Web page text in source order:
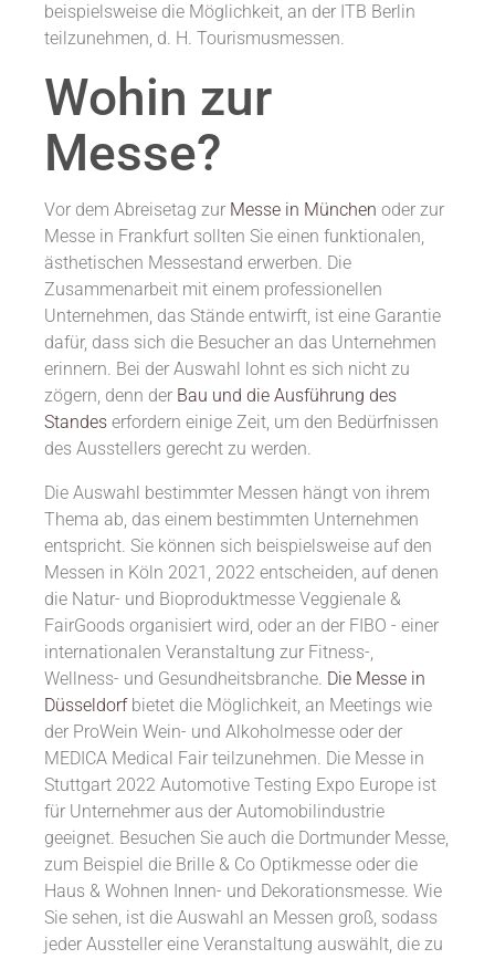
beispielsweise die Möglichkeit, an der ITB Berlin
teilzunehmen, d. H. Tourismusmessen.
Wohin zur
Messe?
Vor dem Abreisetag zur Messe in München oder zur
Messe in Frankfurt sollten Sie einen funktionalen,
ästhetischen Messestand erwerben. Die
Zusammenarbeit mit einem professionellen
Unternehmen, das Stände entwirft, ist eine Garantie
dafür, dass sich die Besucher an das Unternehmen
erinnern. Bei der Auswahl lohnt es sich nicht zu
zögern, denn der Bau und die Ausführung des
Standes erfordern einige Zeit, um den Bedürfnissen
des Ausstellers gerecht zu werden.
Die Auswahl bestimmter Messen hängt von ihrem
Thema ab, das einem bestimmten Unternehmen
entspricht. Sie können sich beispielsweise auf den
Messen in Köln 2021, 2022 entscheiden, auf denen
die Natur- und Bioproduktmesse Veggienale &
FairGoods organisiert wird, oder an der FIBO - einer
internationalen Veranstaltung zur Fitness-,
Wellness- und Gesundheitsbranche. Die Messe in
Düsseldorfbietet die Möglichkeit, an Meetings wie
der ProWein Wein- und Alkoholmesse oder der
MEDICA Medical Fair teilzunehmen. Die Messe in
Stuttgart 2022 Automotive Testing Expo Europe ist
für Unternehmer aus der Automobilindustrie
geeignet. Besuchen Sie auch die Dortmunder Messe,
zum Beispiel die Brille & Co Optikmesse oder die
Haus & Wohnen Innen- und Dekorationsmesse. Wie
Sie sehen, ist die Auswahl an Messen groß, sodass
jeder Aussteller eine Veranstaltung auswählt, die zu